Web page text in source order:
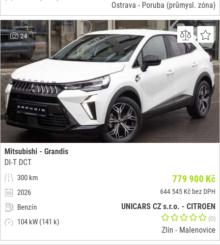
Ostrava - Poruba (průmysl. zóna)
24
Mitsubishi - Grandis
DI-T DCT
300 km
2026
Benzín
104 kW (141 k)
779 900 Kč
644 545 Kč bez DPH
UNICARS CZ s.r.o. - CITROEN
(0)
Zlín - Malenovice